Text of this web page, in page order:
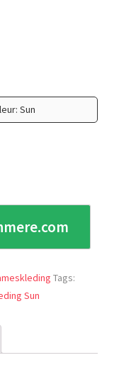
Sun
Tags:
Sun